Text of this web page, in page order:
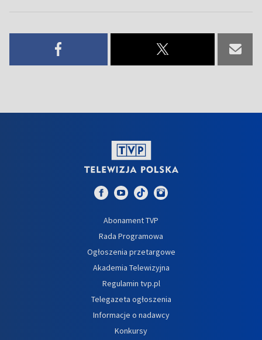
Abonament TVP
Rada Programowa
Ogłoszenia przetargowe
Akademia Telewizyjna
Regulamin tvp.pl
Telegazeta ogłoszenia
Informacje o nadawcy
Konkursy